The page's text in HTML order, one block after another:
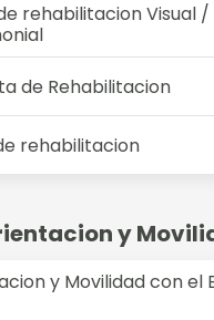
rehabilitacion Visual /
de Rehabilitacion
rehabilitacion
y
y Movilidad con el